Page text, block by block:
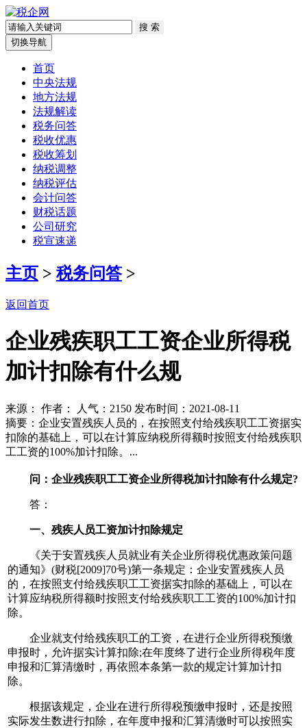
切换导航
首页
中央法规
地方法规
法规解读
税务问答
税收优惠
税收筹划
纳税调整
纳税评估
会计问答
财税话题
公司研究
税宣速递
主页 > 税务问答>
返回首页
企业残疾职工工资企业所得税
加计扣除有什么规
来源： 作者： 人气： 2150 发布时间：2021-08-11
摘要：企业安置残疾人员的，在按照支付给残疾职工工资据实
扣除的基础上，可以在计算应纳税所得额时按照支付给残疾职
工工资的100%加计扣除。...
问：企业残疾职工工资企业所得税加计扣除有什么规定?
答：
一、残疾人员工资加计扣除规定
《关于安置残疾人员就业有关企业所得税优惠政策问题
的通知》(财税[2009]70号)第一条规定：企业安置残疾人员
的，在按照支付给残疾职工工资据实扣除的基础上，可以在
计算应纳税所得额时按照支付给残疾职工工资的100%加计扣
除。
企业就支付给残疾职工的工资，在进行企业所得税预缴
申报时，允许据实计算扣除;在年度终了进行企业所得税年度
申报和汇算清缴时，再依照本条第一款的规定计算加计扣
除。
根据该规定，企业在进行所得税预缴申报时，还是按照
实际发生数进行扣除，在年度申报和汇算清缴时可以按照实